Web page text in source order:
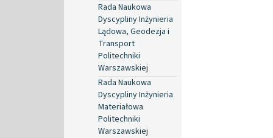
Rada Naukowa
Dyscypliny Inżynieria
Lądowa, Geodezja i
Transport
Politechniki
Warszawskiej
Rada Naukowa
Dyscypliny Inżynieria
Materiałowa
Politechniki
Warszawskiej